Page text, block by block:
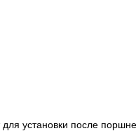
установки после